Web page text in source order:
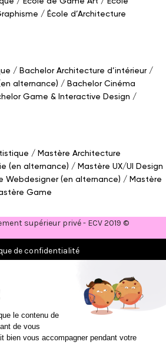
École d’Architecture
Bachelor Architecture d’intérieur
alternance)
Bachelor Cinéma
Game & Interactive Design
Mastère Architecture
(en alternance)
Mastère UX/UI Design
Webdesigner (en alternance)
Mastère
Game
supérieur privé - ECV 2019 ©
de confidentialité